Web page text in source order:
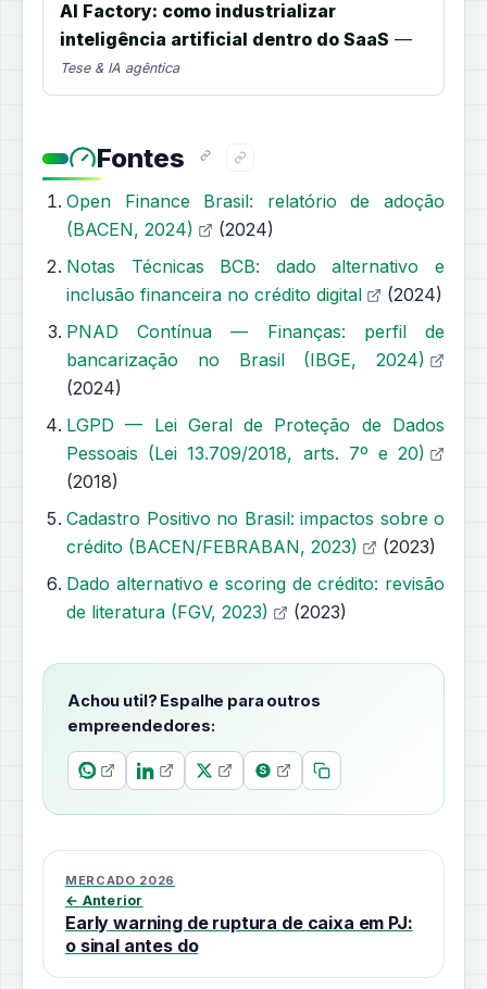
AI Factory: como industrializar
inteligência artificial dentro do SaaS —
Tese & IA agêntica
Fontes
Open Finance Brasil: relatório de adoção
(BACEN, 2024)
(2024)
Notas Técnicas BCB: dado alternativo e
inclusão financeira no crédito digital
(2024)
PNAD Contínua — Finanças: perfil de
bancarização no Brasil (IBGE, 2024)
(2024)
LGPD — Lei Geral de Proteção de Dados
Pessoais (Lei 13.709/2018, arts. 7º e 20)
(2018)
Cadastro Positivo no Brasil: impactos sobre o
crédito (BACEN/FEBRABAN, 2023)
(2023)
Dado alternativo e scoring de crédito: revisão
de literatura (FGV, 2023)
(2023)
Achou util? Espalhe para outros
empreendedores:
MERCADO 2026
← Anterior
Early warning de ruptura de caixa em PJ:
o sinal antes do